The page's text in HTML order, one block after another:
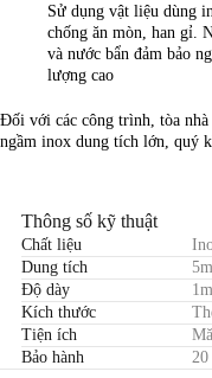
Sử dụng vật liệu dùng
chống ăn mòn, han gỉ.
và nước bẩn đảm bảo
lượng cao
Đối với các công trình, tòa
ngầm inox dung tích lớn, quý
Thông số kỹ thuật
Chất liệu
Dung tích
Độ dày
Kích thước
Tiện ích
Bảo hành
20